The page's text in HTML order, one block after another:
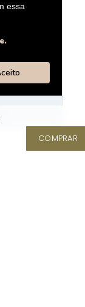
COMPRAR